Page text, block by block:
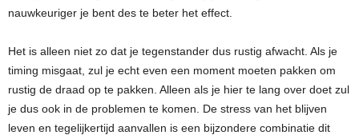
nauwkeuriger je bent des te beter het effect.
Het is alleen niet zo dat je tegenstander dus rustig afwacht. Als je
timing misgaat, zul je echt even een moment moeten pakken om
rustig de draad op te pakken. Alleen als je hier te lang over doet zul
je dus ook in de problemen te komen. De stress van het blijven
leven en tegelijkertijd aanvallen is een bijzondere combinatie dit